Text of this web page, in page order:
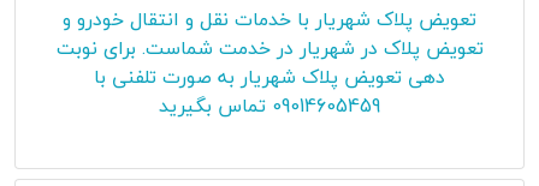
تعویض پلاک شهریار با خدمات نقل و انتقال خودرو و
تعویض پلاک در شهریار در خدمت شماست. برای نوبت
دهی تعویض پلاک شهریار به صورت تلفنی با
09014605459 تماس بگیرید